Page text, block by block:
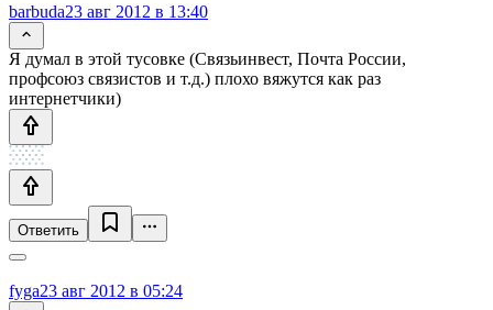
barbuda23 авг 2012 в 13:40
Я думал в этой тусовке (Связьинвест, Почта России,
профсоюз связистов и т.д.) плохо вяжутся как раз
интернетчики)
Ответить
fyga23 авг 2012 в 05:24